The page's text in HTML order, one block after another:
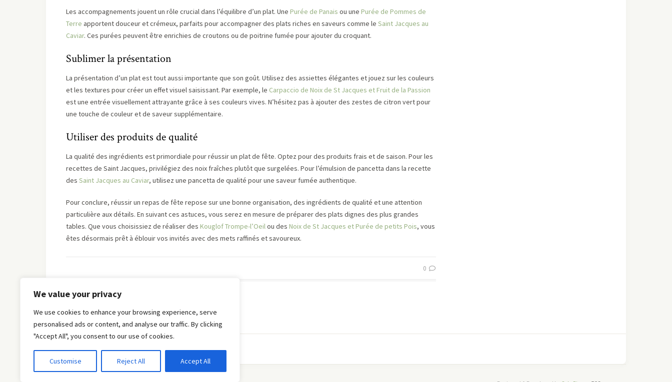
We value your privacy
We use cookies to enhance your browsing experience, serve
personalised ads or content, and analyse our traffic. By clicking
"Accept All", you consent to our use of cookies.
Customise Reject All Accept All
Les accompagnements jouent un rôle crucial dans l’équilibre d’un plat. Une Purée de Panais ou une Purée de Pommes de
Terre apportent douceur et crémeux, parfaits pour accompagner des plats riches en saveurs comme le Saint Jacques au
Caviar. Ces purées peuvent être enrichies de croutons ou de poitrine fumée pour ajouter du croquant.
Sublimer la présentation
La présentation d’un plat est tout aussi importante que son goût. Utilisez des assiettes élégantes et jouez sur les couleurs
et les textures pour créer un effet visuel saisissant. Par exemple, le Carpaccio de Noix de St Jacques et Fruit de la Passion
est une entrée visuellement attrayante grâce à ses couleurs vives. N’hésitez pas à ajouter des zestes de citron vert pour
une touche de couleur et de saveur supplémentaire.
Utiliser des produits de qualité
La qualité des ingrédients est primordiale pour réussir un plat de fête. Optez pour des produits frais et de saison. Pour les
recettes de Saint Jacques, privilégiez des noix fraîches plutôt que surgelées. Pour l’émulsion de pancetta dans la recette
des Saint Jacques au Caviar, utilisez une pancetta de qualité pour une saveur fumée authentique.
Pour conclure, réussir un repas de fête repose sur une bonne organisation, des ingrédients de qualité et une attention
particulière aux détails. En suivant ces astuces, vous serez en mesure de préparer des plats dignes des plus grandes
tables. Que vous choisissiez de réaliser des Kouglof Trompe-l’Oeilou des Noix de St Jacques et Purée de petits Pois, vous
êtes désormais prêt à éblouir vos invités avec des mets raffinés et savoureux.
0